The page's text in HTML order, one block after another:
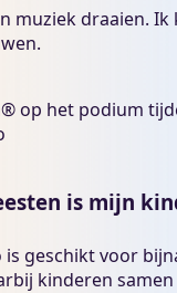
muziek draaien. Ik
is mijn
geschikt voor
kinderen